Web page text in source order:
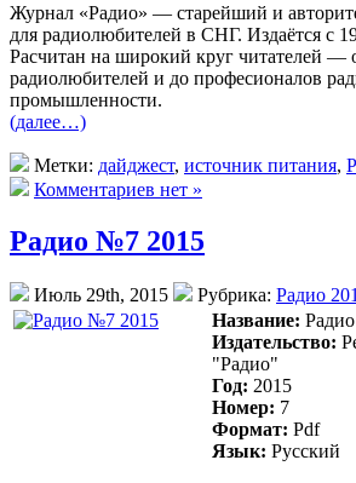
Журнал «Радио» — старейший и
для радиолюбителей в СНГ. Издаётся с
Раcчитан на широкий круг читателей —
радиолюбителей и до професионалов
промышленности.
(далее…)
Метки: дайджест, источник питания,
Комментариев нет »
Радио №7 2015
Июль 29th, 2015 Рубрика: Радио
Название: Радио
Издательство:
"Радио"
Год: 2015
Номер: 7
Формат: Pdf
Язык: Русский